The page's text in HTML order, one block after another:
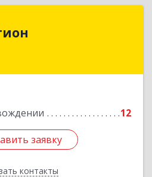
12
заявку
контакты
обл, Сысертский р-н,
заявку
Назад